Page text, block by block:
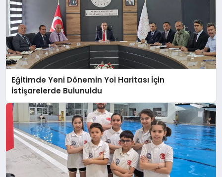
Eğitimde Yeni Dönemin Yol Haritası İçin
İstişarelerde Bulunuldu